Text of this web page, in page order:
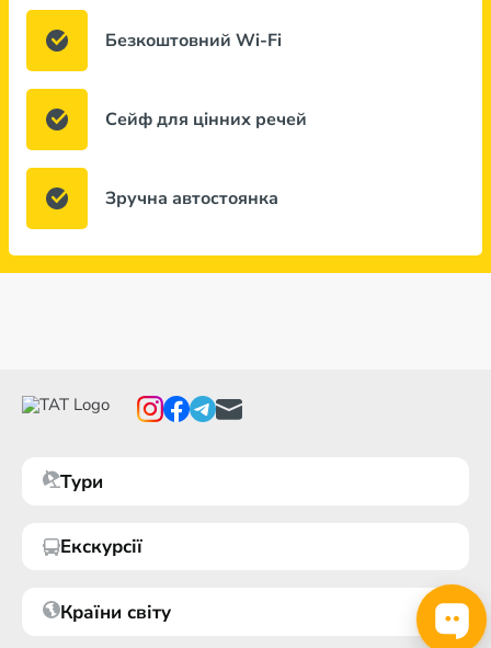
Безкоштовний Wi-Fi
Сейф для цінних речей
Зручна автостоянка
Тури
Екскурсії
Країни світу